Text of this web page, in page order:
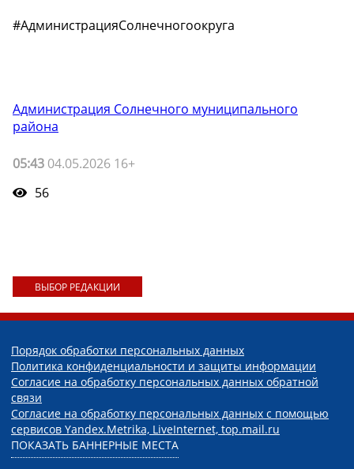
#АдминистрацияСолнечногоокруга
Администрация Солнечного муниципального
района
05:43 04.05.2026 16+
56
ВЫБОР РЕДАКЦИИ
Порядок обработки персональных данных
Политика конфиденциальности и защиты информации
Согласие на обработку персональных данных обратной
связи
Согласие на обработку персональных данных с помощью
сервисов Yandex.Metrika, LiveInternet, top.mail.ru
ПОКАЗАТЬ БАННЕРНЫЕ МЕСТА